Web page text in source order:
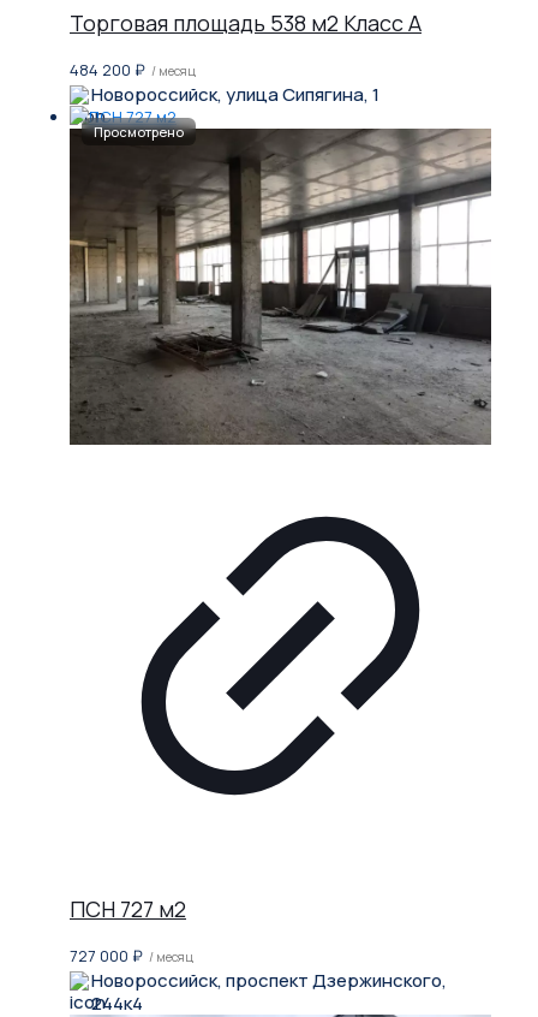
Торговая площадь 538 м2 Класс A
484 200 ₽ / месяц
Новороссийск, улица Сипягина, 1
ПСН 727 м2
727 000 ₽ / месяц
Новороссийск, проспект Дзержинского,
244к4